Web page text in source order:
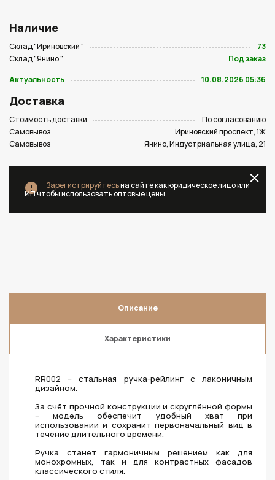
Наличие
Склад "Ириновский "
73
Склад "Янино "
Под заказ
Актуальность
10.08.2026 05:36
Доставка
Стоимость доставки
По согласованию
Самовывоз
Ириновский проспект, 1Ж
Самовывоз
Янино, Индустриальная улица, 21
Зарегистрируйтесьна сайте как юридическое лицо или
ИП чтобы использовать оптовые цены
Описание
Характеристики
RR002 – стальная ручка-рейлинг с лаконичным
дизайном.
За счёт прочной конструкции и скруглённой формы
– модель обеспечит удобный хват при
использовании и сохранит первоначальный вид в
течение длительного времени.
Ручка станет гармоничным решением как для
монохромных, так и для контрастных фасадов
классического стиля.